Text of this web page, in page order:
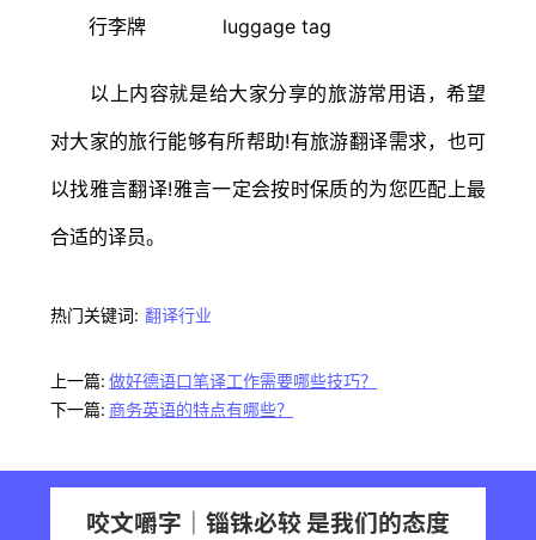
行李牌 luggage tag
以上内容就是给大家分享的旅游常用语，希望
对大家的旅行能够有所帮助!有旅游翻译需求，也可
以找雅言翻译!雅言一定会按时保质的为您匹配上最
合适的译员。
热门关键词: 翻译行业
上一篇: 做好德语口笔译工作需要哪些技巧？
下一篇: 商务英语的特点有哪些？
咬文嚼字｜锱铢必较 是我们的态度